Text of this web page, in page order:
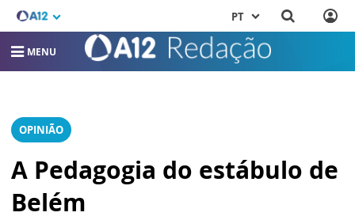
PT
MENU
OPINIÃO
A Pedagogia do estábulo de
Belém